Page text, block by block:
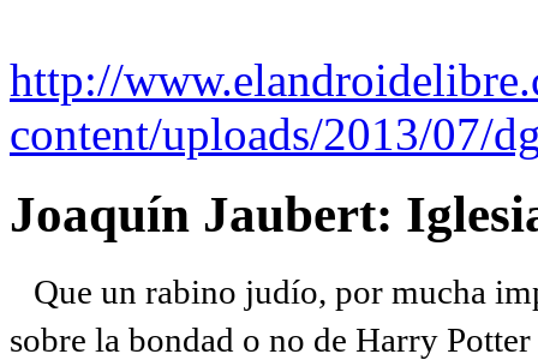
http://
content/uploads/2013/07/
Joaquín Jaubert:
Que un rabino judío, por mucha
sobre la bondad o no de Harry